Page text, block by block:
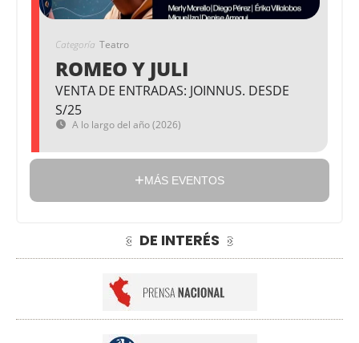
Categoría Teatro
ROMEO Y JULI
VENTA DE ENTRADAS: JOINNUS. DESDE
S/25
A lo largo del año (2026)
MÁS EVENTOS
DE INTERÉS